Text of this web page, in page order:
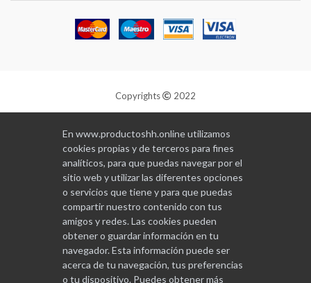
Copyrights 2022
Diseñado y programado porGABALA
En www.productoshh.online utilizamos
cookies propias y de terceros para fines
analíticos, para que puedas navegar por el
sitio web y utilizar las diferentes opciones
o servicios que tiene y para que puedas
compartir nuestro contenido con tus
amigos y redes. Las cookies pueden
obtener o guardar información en tu
navegador. Esta información puede ser
acerca de tu navegación, tus preferencias
o tu dispositivo. Puedes obtener más